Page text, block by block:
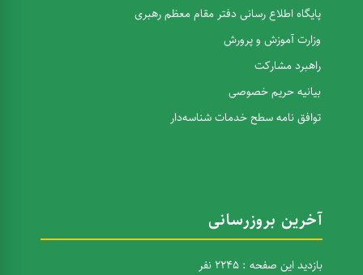
پایگاه اطلاع رسانی دفتر مقام معظم رهبری
وزارت آموزش و پرورش
راهبرد مشارکت
بیانیه حریم خصوصی
توافق نامه سطح خدمات شناسه‌دار
آخرین بروزرسانی
بازدید این صفحه : 2245 نفر